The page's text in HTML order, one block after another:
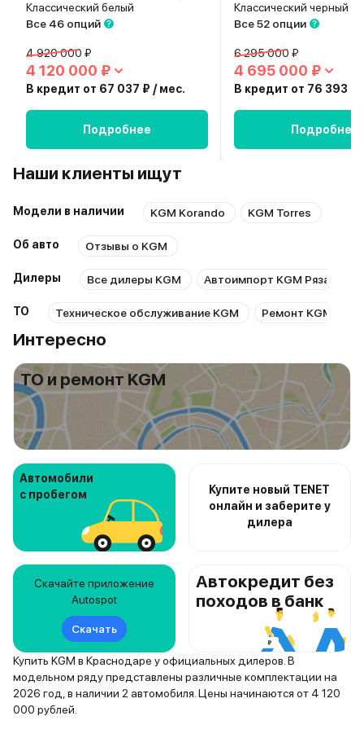
Классический белый
Все 46 опций
4 920 000 ₽
4 120 000 ₽
В кредит от 67 037 ₽ / мес.
Подробнее
Классический черный
Все 52 опции
6 295 000 ₽
4 695 000 ₽
В кредит от 76 393 ₽
Подробнее
Наши клиенты ищут
Модели в наличии KGM Korando KGM Torres
Об авто Отзывы о KGM
Дилеры Все дилеры KGM Автоимпорт KGM Рязань
ТО Техническое обслуживание KGM Ремонт KGM
Интересно
ТО и ремонт KGM
Автомобили
с пробегом
Купите новый TENET
онлайн и заберите у
дилера
Скачайте приложение
Autospot
Скачать
Автокредит без
походов в банк
Купить KGM в Краснодаре у официальных дилеров. В
модельном ряду представлены различные комплектации на
2026 год, в наличии 2 автомобиля. Цены начинаются от 4 120
000 рублей.